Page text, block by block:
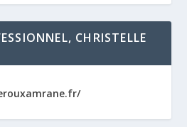
CHRISTELLE